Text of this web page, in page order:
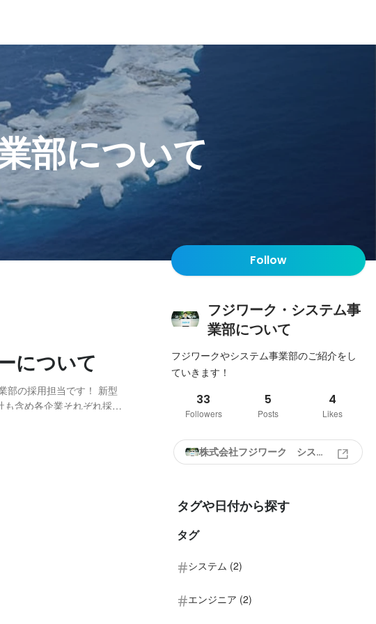
部について
について
採用担当です！ 新型
含め各企業それぞれ採用
Follow
フジワーク・システム事
業部について
フジワークやシステム事業部のご紹介をし
ていきます！
33
Followers
5
Posts
4
Likes
株式会社フジワーク システム事業部
タグや日付から探す
タグ
システム (2)
エンジニア (2)